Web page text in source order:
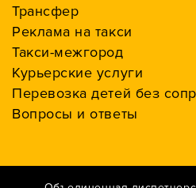
Трансфер
Реклама на такси
Такси-межгород
Курьерские услуги
Перевозка детей без
Вопросы и ответы